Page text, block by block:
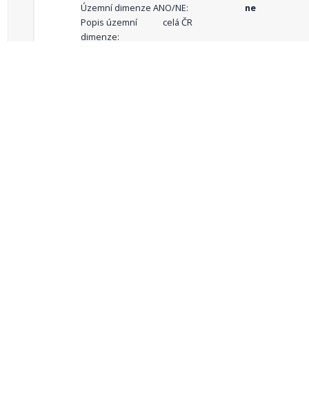
Územní dimenze ANO/NE:
ne
Popis územní
dimenze:
celá ČR